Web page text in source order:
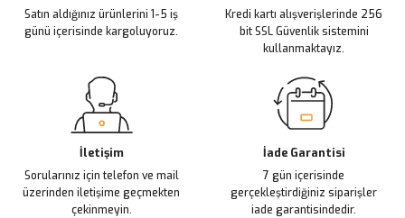
Bu ürüne benzer farklı alternatifler olmalı.
Satın aldığınız ürünlerini 1-5 iş
günü içerisinde kargoluyoruz.
Kredi kartı alışverişlerinde 256
bit SSL Güvenlik sistemini
kullanmaktayız.
İletişim
Sorularınız için telefon ve mail
üzerinden iletişime geçmekten
çekinmeyin.
İade Garantisi
7 gün içerisinde
gerçekleştirdiğiniz siparişler
iade garantisindedir.